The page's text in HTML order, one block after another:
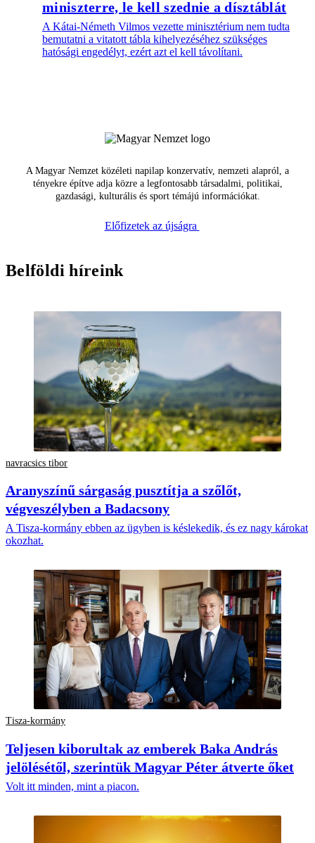
miniszterre, le kell szednie a dísztáblát
A Kátai-Németh Vilmos vezette minisztérium nem tudta
bemutatni a vitatott tábla kihelyezéséhez szükséges
hatósági engedélyt, ezért azt el kell távolítani.
A Magyar Nemzet közéleti napilap konzervatív, nemzeti alapról, a
tényekre építve adja közre a legfontosabb társadalmi, politikai,
gazdasági, kulturális és sport témájú információkat.
Előfizetek az újságra
Belföldi híreink
navracsics tibor
Aranyszínű sárgaság pusztítja a szőlőt,
végveszélyben a Badacsony
A Tisza-kormány ebben az ügyben is késlekedik, és ez nagy károkat
okozhat.
Tisza-kormány
Teljesen kiborultak az emberek Baka András
jelölésétől, szerintük Magyar Péter átverte őket
Volt itt minden, mint a piacon.